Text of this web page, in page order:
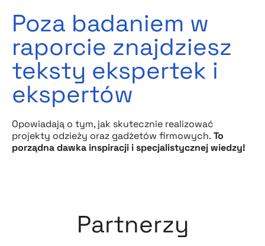
Poza badaniem w
raporcie znajdziesz
teksty ekspertek i
ekspertów
Opowiadają o tym, jak skutecznie realizować
projekty odzieży oraz gadżetów firmowych. To
porządna dawka inspiracji i specjalistycznej wiedzy!
Partnerzy